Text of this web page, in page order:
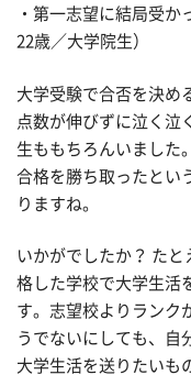
・第一志望に結局受か
22歳／大学院生）
大学受験で合否を決め
点数が伸びずに泣く泣
生ももちろんいました
合格を勝ち取ったとい
りますね。
いかがでしたか？ た
格した学校で大学生活
す。志望校よりランク
うでないにしても、自
大学生活を送りたいも